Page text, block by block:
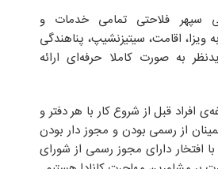
سپهر فلاحتی تمامی خدمات و
اقامت، سیتیزنشیپ، پناهندگی
به صورت کاملا حرفه‌ای ارائه
افراد قبل از شروع کار با هر دفتر و
از رسمی بودن و مجوز دار بودن
دارای مجوز رسمی از شورای